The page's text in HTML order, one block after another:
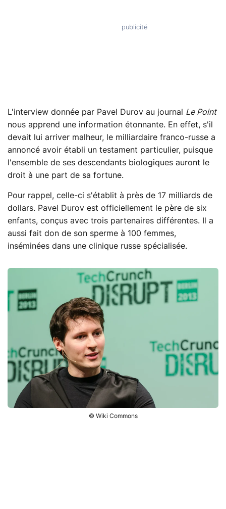
L'interview donnée par Pavel Durov au journal Le Point
nous apprend une information étonnante. En effet, s'il
devait lui arriver malheur, le milliardaire franco-russe a
annoncé avoir établi un testament particulier, puisque
l'ensemble de ses descendants biologiques auront le
droit à une part de sa fortune.
Pour rappel, celle-ci s'établit à près de 17 milliards de
dollars. Pavel Durov est officiellement le père de six
enfants, conçus avec trois partenaires différentes. Il a
aussi fait don de son sperme à 100 femmes,
inséminées dans une clinique russe spécialisée.
© Wiki Commons